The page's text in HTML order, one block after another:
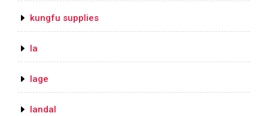
kungfu supplies
la
lage
landal